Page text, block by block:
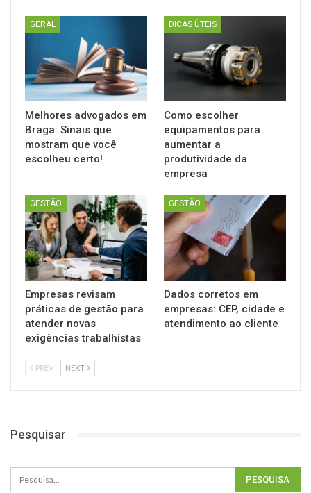
GERAL
Melhores advogados em
Braga: Sinais que
mostram que você
escolheu certo!
DICAS ÚTEIS
Como escolher
equipamentos para
aumentar a
produtividade da
empresa
GESTÃO
Empresas revisam
práticas de gestão para
atender novas
exigências trabalhistas
GESTÃO
Dados corretos em
empresas: CEP, cidade e
atendimento ao cliente
PREV NEXT
Pesquisar